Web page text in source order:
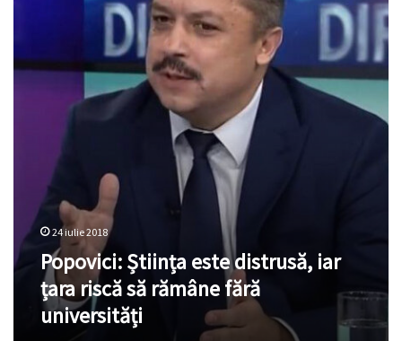
riscă
24 iulie 2018
Popovici: Știința este distrusă, iar
țara riscă să rămâne fără
universități